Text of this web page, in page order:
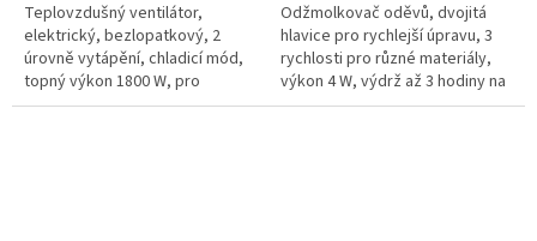
Teplovzdušný ventilátor,
elektrický, bezlopatkový, 2
úrovně vytápění, chladicí mód,
topný výkon 1800 W, pro
místnosti do 20 m2, dálkovým
Odžmolkovač oděvů, dvojitá
hlavice pro rychlejší úpravu, 3
rychlosti pro různé materiály,
výkon 4 W, výdrž až 3 hodiny na
jedno nabití, rychlé USB-C